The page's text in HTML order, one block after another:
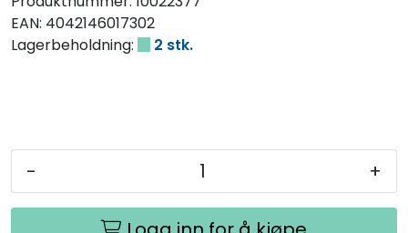
EAN: 4042146017302
Lagerbeholdning:
2 stk.
- +